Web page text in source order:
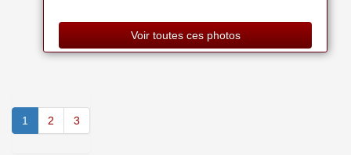
Voir toutes ces photos
1 2 3